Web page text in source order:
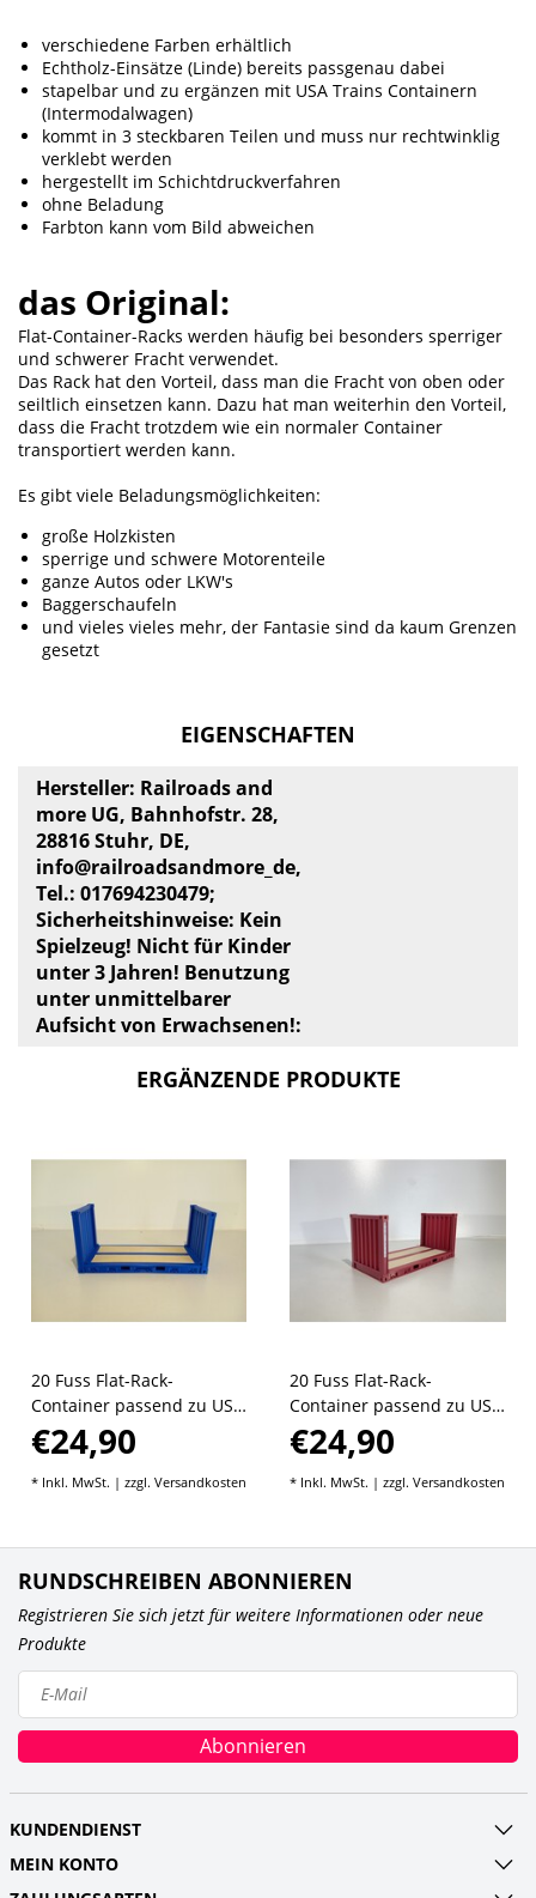
verschiedene Farben erhältlich
Echtholz-Einsätze (Linde) bereits passgenau dabei
stapelbar und zu ergänzen mit USA Trains Containern
(Intermodalwagen)
kommt in 3 steckbaren Teilen und muss nur rechtwinklig
verklebt werden
hergestellt im Schichtdruckverfahren
ohne Beladung
Farbton kann vom Bild abweichen
das Original:
Flat-Container-Racks werden häufig bei besonders sperriger
und schwerer Fracht verwendet.
Das Rack hat den Vorteil, dass man die Fracht von oben oder
seiltlich einsetzen kann. Dazu hat man weiterhin den Vorteil,
dass die Fracht trotzdem wie ein normaler Container
transportiert werden kann.
Es gibt viele Beladungsmöglichkeiten:
große Holzkisten
sperrige und schwere Motorenteile
ganze Autos oder LKW's
Baggerschaufeln
und vieles vieles mehr, der Fantasie sind da kaum Grenzen
gesetzt
EIGENSCHAFTEN
Hersteller: Railroads and
more UG, Bahnhofstr. 28,
28816 Stuhr, DE,
info@railroadsandmore_de,
Tel.: 017694230479;
Sicherheitshinweise: Kein
Spielzeug! Nicht für Kinder
unter 3 Jahren! Benutzung
unter unmittelbarer
Aufsicht von Erwachsenen!:
ERGÄNZENDE PRODUKTE
20 Fuss Flat-Rack-
Container passend zu USA
Trains 1:29 (blau)
€24,90
* Inkl. MwSt. | zzgl. Versandkosten
20 Fuss Flat-Rack-
Container passend zu USA
Trains 1:29 (rot)
€24,90
* Inkl. MwSt. | zzgl. Versandkosten
RUNDSCHREIBEN ABONNIEREN
Registrieren Sie sich jetzt für weitere Informationen oder neue
Produkte
Abonnieren
KUNDENDIENST
MEIN KONTO